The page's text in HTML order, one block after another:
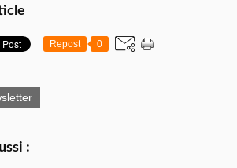
Repost 0
: